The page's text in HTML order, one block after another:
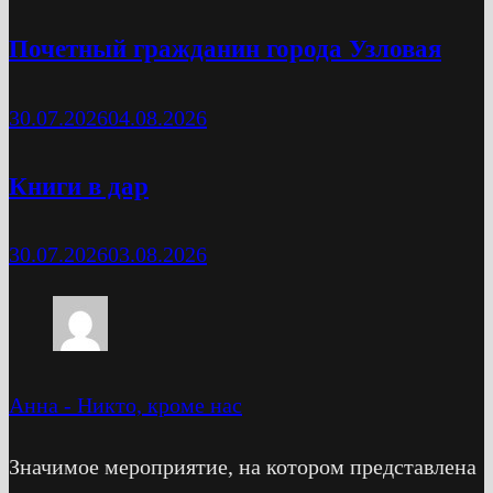
Почетный гражданин города Узловая
30.07.202604.08.2026
Книги в дар
30.07.202603.08.2026
Анна - Никто, кроме нас
Значимое мероприятие, на котором представлена